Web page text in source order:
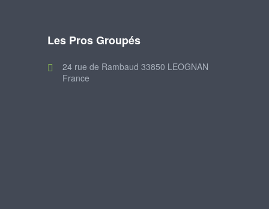
Les Pros Groupés
24 rue de Rambaud 33850 LEOGNAN
France